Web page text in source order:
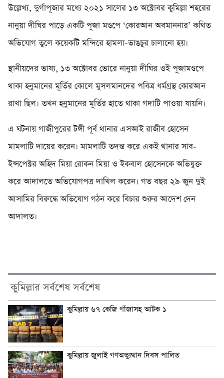
উল্লেখ্য, দুর্গাপূজার মধ্যে ২০২১ সালের ১৩ অক্টোবর কুমিল্লা শহরের
নানুয়া দীঘির পাড়ে একটি পূজা মণ্ডপে ‘কোরআন অবমাননার’ কথিত
অভিযোগ তুলে কয়েকটি মন্দিরে হামলা-ভাঙচুর চালানো হয়।
স্থানীয়দের ভাষ্য, ১৩ অক্টোবর ভোরে নানুয়া দীঘির ওই পূজামণ্ডপে
থাকা হনুমানের মূর্তির কোলে মুসলমানদের পবিত্র ধর্মগ্রন্থ কোরআন
রাখা ছিল। তখন হনুমানের মূর্তির হাতে থাকা গদাটি পাওয়া যায়নি।
এ ঘটনায় গাজীপুরের টঙ্গী পূর্ব থানার এসআই রাজীব হোসেন
মামলাটি দায়ের করেন। মামলাটি তদন্ত করে একই থানার সাব-
ইন্সপেক্টর অহিদ মিয়া রোকন মিয়া ও ইকবাল হোসেনকে অভিযুক্ত
করে আদালতে অভিযোগপত্র দাখিল করেন। গত বছর ২৯ জুন দুই
আসামির বিরুদ্ধে অভিযোগ গঠন করে বিচার শুরুর আদেশ দেন
আদালত।
কুমিল্লার সর্বশেষ সর্বশেষ
কুমিল্লায় ৬৭ কেজি গাঁজাসহ আটক ১
কুমিল্লায় জুলাই গণঅভ্যুত্থান দিবস পালিত